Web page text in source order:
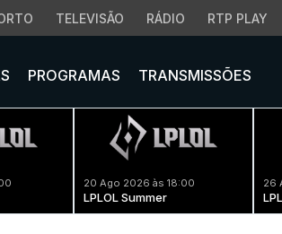
TELEVISÃO RÁDIO RTP PLAY
PROGRAMAS TRANSMISSÕES
20 Ago 2026 às 18:00
LPLOL Summer
26